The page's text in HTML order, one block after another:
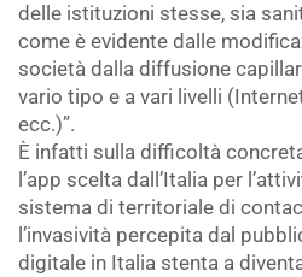
delle istituzioni stesse, sia
come è evidente dalle
società dalla diffusione
vario tipo e a vari livelli
ecc.)”.
È infatti sulla difficoltà
l’app scelta dall’Italia per
sistema di territoriale di
l’invasività percepita dal
digitale in Italia stenta a